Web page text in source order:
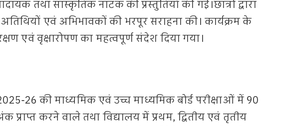
तथा सांस्कृतिक नाटक की प्रस्तुतियाँ की गई।छात्रो द्वारा
अतिथियों एवं अभिभावकों की भरपूर सराहना की। कार्यक्रम के
एवं वृक्षारोपण का महत्वपूर्ण संदेश दिया गया।
26 की माध्यमिक एवं उच्च माध्यमिक बोर्ड परीक्षाओं में 90
प्राप्त करने वाले तथा विद्यालय में प्रथम, द्वितीय एवं तृतीय